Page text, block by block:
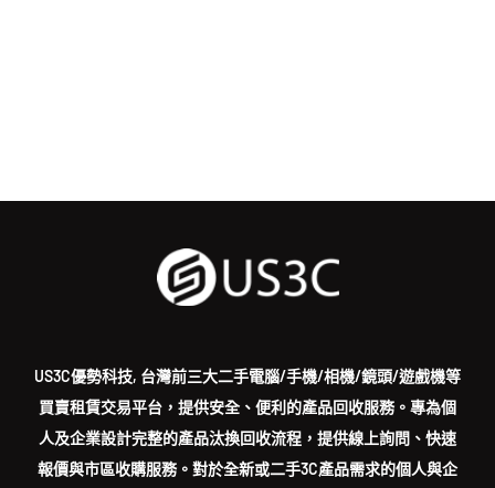
US3C優勢科技, 台灣前三大二手電腦/手機/相機/鏡頭/遊戲機等
買賣租賃交易平台，提供安全、便利的產品回收服務。專為個
人及企業設計完整的產品汰換回收流程，提供線上詢問、快速
報價與市區收購服務。對於全新或二手3C產品需求的個人與企